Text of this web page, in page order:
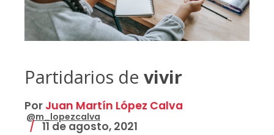
Partidarios de vivir
Por Juan Martín López Calva
@m_lopezcalva
11 de agosto, 2021